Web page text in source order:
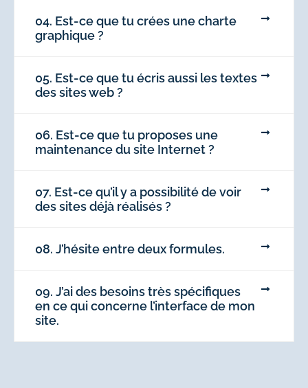
04. Est-ce que tu crées une charte
graphique ?
05. Est-ce que tu écris aussi les textes
des sites web ?
06. Est-ce que tu proposes une
maintenance du site Internet ?
07. Est-ce qu’il y a possibilité de voir
des sites déjà réalisés ?
08. J’hésite entre deux formules.
09. J’ai des besoins très spécifiques
en ce qui concerne l’interface de mon
site.